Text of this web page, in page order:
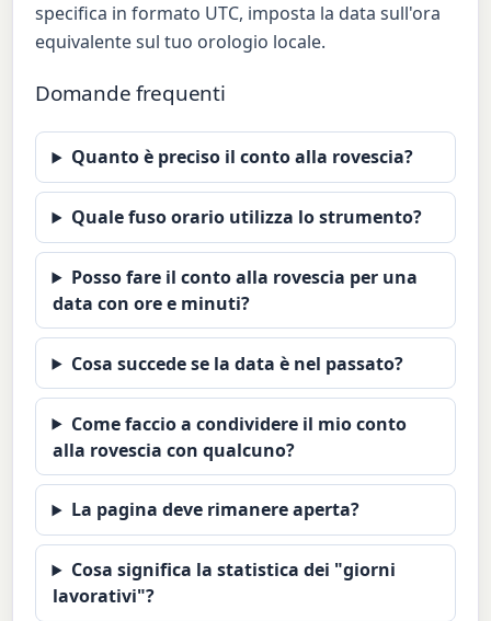
specifica in formato UTC, imposta la data sull'ora
equivalente sul tuo orologio locale.
Domande frequenti
Quanto è preciso il conto alla rovescia?
Quale fuso orario utilizza lo strumento?
Posso fare il conto alla rovescia per una
data con ore e minuti?
Cosa succede se la data è nel passato?
Come faccio a condividere il mio conto
alla rovescia con qualcuno?
La pagina deve rimanere aperta?
Cosa significa la statistica dei "giorni
lavorativi"?